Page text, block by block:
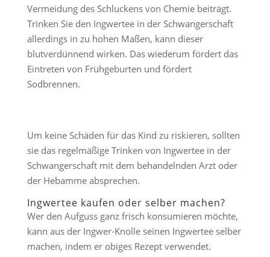
Vermeidung des Schluckens von Chemie beiträgt.
Trinken Sie den Ingwertee in der Schwangerschaft
allerdings in zu hohen Maßen, kann dieser
blutverdünnend wirken. Das wiederum fördert das
Eintreten von Frühgeburten und fördert
Sodbrennen.
Um keine Schäden für das Kind zu riskieren, sollten
sie das regelmäßige Trinken von Ingwertee in der
Schwangerschaft mit dem behandelnden Arzt oder
der Hebamme absprechen.
Ingwertee kaufen oder selber machen?
Wer den Aufguss ganz frisch konsumieren möchte,
kann aus der Ingwer-Knolle seinen Ingwertee selber
machen, indem er obiges Rezept verwendet.